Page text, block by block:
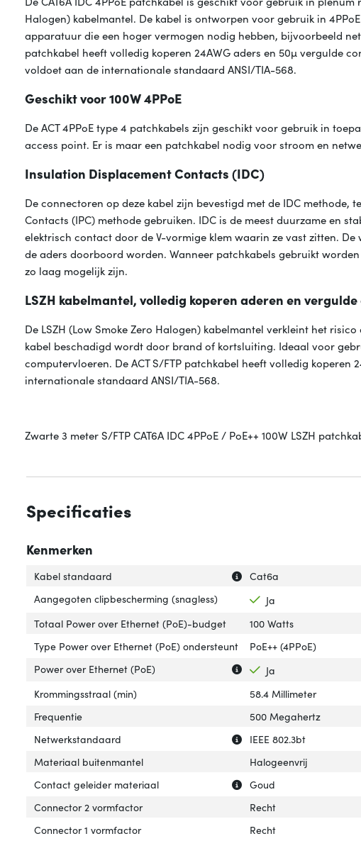
Halogen) kabelmantel. De kabel is ontworpen voor gebruik in
apparatuur die een hoger vermogen nodig hebben, bijvoorbeeld
patchkabel heeft volledig koperen 24AWG aders en 50µ vergulde
voldoet aan de internationale standaard ANSI/TIA-568.
Geschikt voor 100W 4PPoE
De ACT 4PPoE type 4 patchkabels zijn geschikt voor gebruik in
access point. Er is maar een patchkabel nodig voor stroom en
Insulation Displacement Contacts (IDC)
De connectoren op deze kabel zijn bevestigd met de IDC
Contacts (IPC) methode gebruiken. IDC is de meest duurzame en
elektrisch contact door de V-vormige klem waarin ze vast zitten.
de aders doorboord worden. Wanneer patchkabels gebruikt
zo laag mogelijk zijn.
LSZH kabelmantel, volledig koperen aderen en
De LSZH (Low Smoke Zero Halogen) kabelmantel verkleint het
kabel beschadigd wordt door brand of kortsluiting. Ideaal voor
computervloeren. De ACT S/FTP patchkabel heeft volledig koperen
internationale standaard ANSI/TIA-568.
Zwarte 3 meter S/FTP CAT6A IDC 4PPoE / PoE++ 100W LSZH
Specificaties
Kenmerken
Uitleg over 'Kabel
Verberg uitleg over 'Kabel
Kabel standaard
Cat6a
Aangegoten clipbescherming (snagless)
Ja
Totaal Power over Ethernet (PoE)-budget
100 Watts
Type Power over Ethernet (PoE) ondersteunt
PoE++ (4PPoE)
Uitleg over 'Power over
Verberg uitleg over
Power over Ethernet (PoE)
Ja
Krommingsstraal (min)
58.4 Millimeter
Frequentie
500 Megahertz
Uitleg over
Verberg uitleg over
Netwerkstandaard
IEEE 802.3bt
Materiaal buitenmantel
Halogeenvrij
Uitleg over 'Contact
Verberg uitleg over
Contact geleider materiaal
Goud
Connector 2 vormfactor
Recht
Connector 1 vormfactor
Recht